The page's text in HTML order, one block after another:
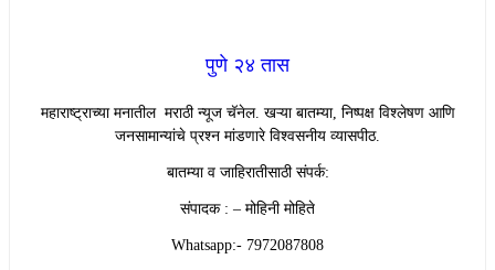
पुणे २४ तास
महाराष्ट्राच्या मनातील मराठी न्यूज चॅनेल. खऱ्या बातम्या, निष्पक्ष विश्लेषण आणि
जनसामान्यांचे प्रश्न मांडणारे विश्वसनीय व्यासपीठ.
बातम्या व जाहिरातीसाठी संपर्क:
संपादक : – मोहिनी मोहिते
Whatsapp:- 7972087808